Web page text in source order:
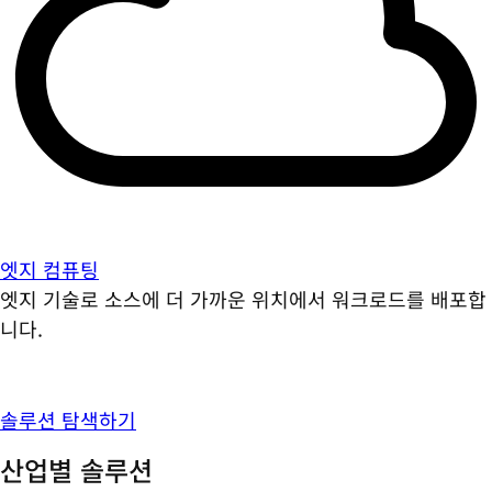
엣지 컴퓨팅
엣지 기술로 소스에 더 가까운 위치에서 워크로드를 배포합
니다.
솔루션 탐색하기
산업별 솔루션